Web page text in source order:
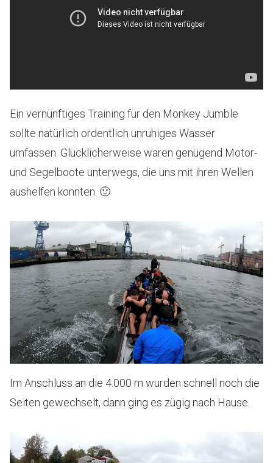
Ein vernünftiges Training für den Monkey Jumble
sollte natürlich ordentlich unruhiges Wasser
umfassen. Glücklicherweise waren genügend Motor-
und Segelboote unterwegs, die uns mit ihren Wellen
aushelfen konnten. 🙂
Im Anschluss an die 4.000 m wurden schnell noch die
Seiten gewechselt, dann ging es zügig nach Hause.